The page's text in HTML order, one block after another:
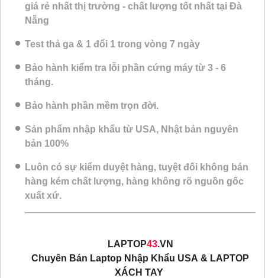
giá rẻ nhất thị trường - chất lượng tốt nhất tại Đà
Nẵng
Test thả ga & 1 đổi 1 trong vòng 7 ngày
Bảo hành kiểm tra lỗi phần cứng máy từ 3 - 6
tháng.
Bảo hành phần mềm trọn đời.
Sản phẩm nhập khẩu từ USA, Nhật bản nguyên
bản 100%
Luôn có sự kiểm duyệt hàng, tuyệt đối không bán
hàng kém chất lượng, hàng không rõ nguồn gốc
xuất xứ.
LAPTOP43.VN
Chuyên Bán Laptop Nhập Khẩu USA & LAPTOP
XÁCH TAY